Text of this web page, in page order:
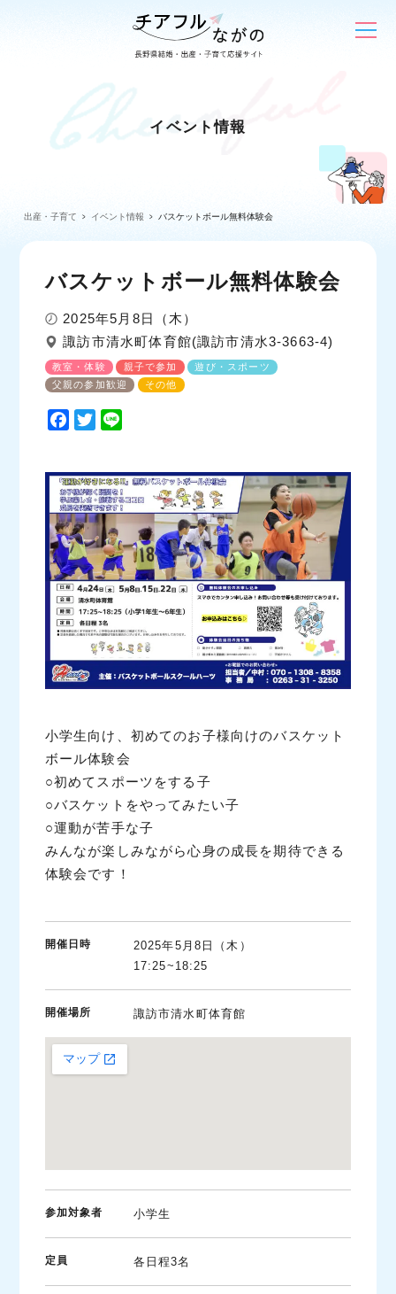
イベント情報
出産・子育て イベント情報 バスケットボール無料体験会
バスケットボール無料体験会
2025年5月8日（木）
諏訪市清水町体育館(諏訪市清水3-3663-4)
教室・体験 親子で参加
遊び・スポーツ
父親の参加歓迎
その他
F
e
b
o
o
k
T
t
t
e
r
e
小学生向け、初めてのお子様向けのバスケット
ボール体験会
○初めてスポーツをする子
○バスケットをやってみたい子
○運動が苦手な子
みんなが楽しみながら心身の成長を期待できる
体験会です！
開催日時
2025年5月8日（木）
17:25~18:25
開催場所 諏訪市清水町体育館
参加対象者 小学生
定員 各日程3名